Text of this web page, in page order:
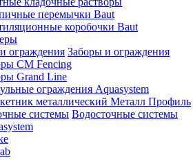
перемычки Baut
коробочки Baut
Заборы и ограждения
CM Fencing
Grand Line
ограждения Aquasystem
металлический Металл Профиль
Водосточные системы